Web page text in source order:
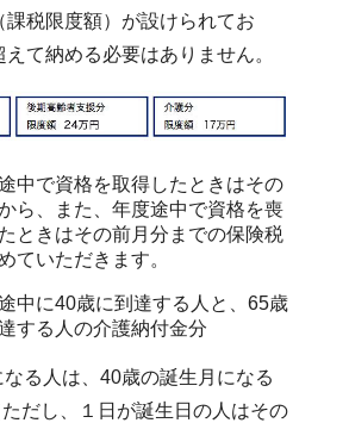
課税限度額）が設けられてお
えて納める必要はありません。
中で資格を取得したときはその
ら、また、年度途中で資格を喪
ときはその前月分までの保険税
ていただきます。
中に40歳に到達する人と、65歳
する人の介護納付金分
る人は、40歳の誕生月になる
ただし、１日が誕生日の人はその